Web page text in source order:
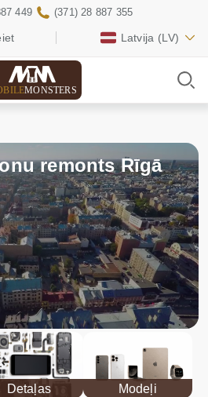
Latvija (LV)
449 (371) 28 887 355
MONSTERS
remonts Rīgā
Detaļas Modeļi